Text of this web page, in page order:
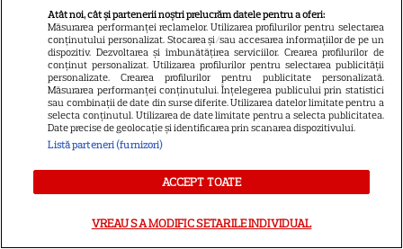
Loto 6/49 din 2 august 2026.
Numerele extrase duminică
Cum coci vinetele la bloc, fără
să umpli casa de fum
Atât noi, cât și partenerii noștri prelucrăm datele pentru a oferi:
Măsurarea performanței reclamelor. Utilizarea profilurilor pentru selectarea
conținutului personalizat. Stocarea și/sau accesarea informațiilor de pe un
dispozitiv. Dezvoltarea și îmbunătățirea serviciilor. Crearea profilurilor de
conținut personalizat. Utilizarea profilurilor pentru selectarea publicității
personalizate. Crearea profilurilor pentru publicitate personalizată.
Măsurarea performanței conținutului. Înțelegerea publicului prin statistici
sau combinații de date din surse diferite. Utilizarea datelor limitate pentru a
selecta conținutul. Utilizarea de date limitate pentru a selecta publicitatea.
Date precise de geolocație și identificarea prin scanarea dispozitivului.
Listă parteneri (furnizori)
ACCEPT TOATE
VREAU SA MODIFIC SETARILE INDIVIDUAL